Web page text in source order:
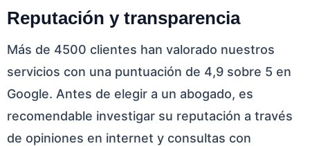
Reputación y transparencia
Más de 4500 clientes han valorado nuestros
servicios con una puntuación de 4,9 sobre 5 en
Google. Antes de elegir a un abogado, es
recomendable investigar su reputación a través
de opiniones en internet y consultas con